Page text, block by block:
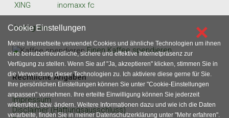
XING inomaxx fc
Instagram
Einen Kaffee spendieren
Rechtliche Angaben
Impressum
Disclaimer (Haftungsausschluss)
×
Cookie Einstellungen
Meine Internetseite verwendet Cookies und ähnliche Technologien um ihnen
eine benutzerfreundliche, sichere und effektive Internetpräsenz zur
Verfügung zu stellen. Wenn Sie auf "Ja, akzeptieren" klicken, stimmen Sie in
die Verwendung dieser Technologien zu. Ich aktiviere diese gerne für Sie.
Ihre persönlichen Einstellungen können Sie unter "Cookie-Einstellungen
anpassen" vornehmen. Ihre erteilte Einwilligung können Sie jederzeit
widerrufen, bzw. ändern. Weitere Informationen dazu und wie ich die Daten
verarbeite, finden Sie in meiner Datenschutzerklärung unter "Mehr erfahren".